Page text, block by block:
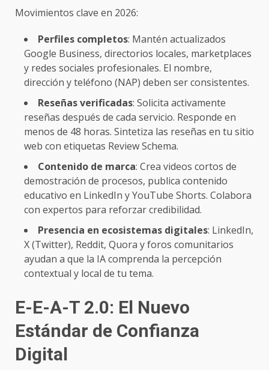
Movimientos clave en 2026:
Perfiles completos: Mantén actualizados
Google Business, directorios locales, marketplaces
y redes sociales profesionales. El nombre,
dirección y teléfono (NAP) deben ser consistentes.
Reseñas verificadas: Solicita activamente
reseñas después de cada servicio. Responde en
menos de 48 horas. Sintetiza las reseñas en tu sitio
web con etiquetas Review Schema.
Contenido de marca: Crea videos cortos de
demostración de procesos, publica contenido
educativo en LinkedIn y YouTube Shorts. Colabora
con expertos para reforzar credibilidad.
Presencia en ecosistemas digitales: LinkedIn,
X (Twitter), Reddit, Quora y foros comunitarios
ayudan a que la IA comprenda la percepción
contextual y local de tu tema.
E-E-A-T 2.0: El Nuevo
Estándar de Confianza
Digital